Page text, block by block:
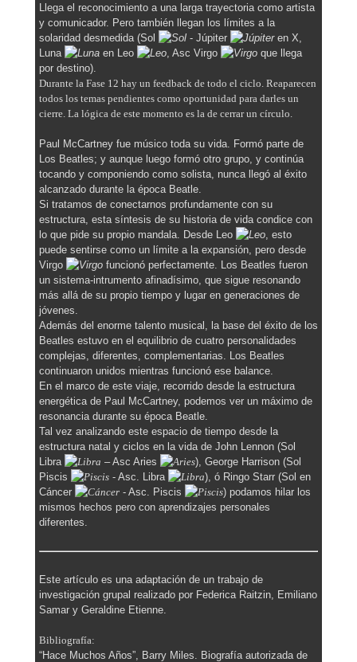
Llega el reconocimiento a una larga trayectoria como artista
y comunicador. Pero también llegan los límites a la
solaridad desmedida (Sol
- Júpiter
en X,
Luna
en Leo , Asc Virgo
que llega
por destino).
Durante la Fase 12 hay un feedback de todo el ciclo. Reaparecen
todos los temas pendientes como oportunidad para darles un
cierre. La lógica de este momento es la de cerrar un círculo.
Paul McCartney fue músico toda su vida. Formó parte de
Los Beatles; y aunque luego formó otro grupo, y continúa
tocando y componiendo como solista, nunca llegó al éxito
alcanzado durante la época Beatle.
Si tratamos de conectarnos profundamente con su
estructura, esta síntesis de su historia de vida condice con
lo que pide su propio mandala. Desde Leo
, esto
puede sentirse como un límite a la expansión, pero desde
Virgo
funcionó perfectamente. Los Beatles fueron
un sistema-intrumento afinadísimo, que sigue resonando
más allá de su propio tiempo y lugar en generaciones de
jóvenes.
Además del enorme talento musical, la base del éxito de los
Beatles estuvo en el equilibrio de cuatro personalidades
complejas, diferentes, complementarias. Los Beatles
continuaron unidos mientras funcionó ese balance.
En el marco de este viaje, recorrido desde la estructura
energética de Paul McCartney, podemos ver un máximo de
resonancia durante su época Beatle.
Tal vez analizando este espacio de tiempo desde la
estructura natal y ciclos en la vida de John Lennon (Sol
Libra
– Asc Aries
), George Harrison (Sol
Piscis
- Asc. Libra
), ó Ringo Starr (Sol en
Cáncer
- Asc. Piscis
) podamos hilar los
mismos hechos pero con aprendizajes personales
diferentes.
Este artículo es una adaptación de un trabajo de
investigación grupal realizado por Federica Raitzin, Emiliano
Samar y Geraldine Etienne.
Bibliografía:
“Hace Muchos Años”, Barry Miles. Biografía autorizada de